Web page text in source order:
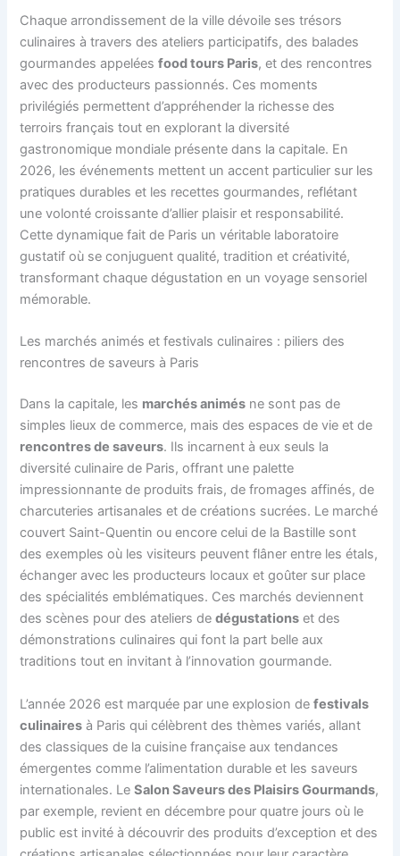
Chaque arrondissement de la ville dévoile ses trésors
culinaires à travers des ateliers participatifs, des balades
gourmandes appeléesfood tours Paris, et des rencontres
avec des producteurs passionnés. Ces moments
privilégiés permettent d’appréhender la richesse des
terroirs français tout en explorant la diversité
gastronomique mondiale présente dans la capitale. En
2026, les événements mettent un accent particulier sur les
pratiques durables et les recettes gourmandes, reflétant
une volonté croissante d’allier plaisir et responsabilité.
Cette dynamique fait de Paris un véritable laboratoire
gustatif où se conjuguent qualité, tradition et créativité,
transformant chaque dégustation en un voyage sensoriel
mémorable.
Les marchés animés et festivals culinaires : piliers des
rencontres de saveurs à Paris
Dans la capitale, les marchés animés ne sont pas de
simples lieux de commerce, mais des espaces de vie et de
rencontres de saveurs. Ils incarnent à eux seuls la
diversité culinaire de Paris, offrant une palette
impressionnante de produits frais, de fromages affinés, de
charcuteries artisanales et de créations sucrées. Le marché
couvert Saint-Quentin ou encore celui de la Bastille sont
des exemples où les visiteurs peuvent flâner entre les étals,
échanger avec les producteurs locaux et goûter sur place
des spécialités emblématiques. Ces marchés deviennent
des scènes pour des ateliers dedégustations et des
démonstrations culinaires qui font la part belle aux
traditions tout en invitant à l’innovation gourmande.
L’année 2026 est marquée par une explosion defestivals
culinaires à Paris qui célèbrent des thèmes variés, allant
des classiques de la cuisine française aux tendances
émergentes comme l’alimentation durable et les saveurs
internationales. LeSalon Saveurs des Plaisirs Gourmands,
par exemple, revient en décembre pour quatre jours où le
public est invité à découvrir des produits d’exception et des